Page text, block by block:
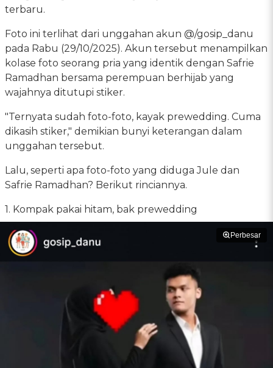
terbaru.
Foto ini terlihat dari unggahan akun @/gosip_danu
pada Rabu (29/10/2025). Akun tersebut menampilkan
kolase foto seorang pria yang identik dengan Safrie
Ramadhan bersama perempuan berhijab yang
wajahnya ditutupi stiker.
"Ternyata sudah foto-foto, kayak prewedding. Cuma
dikasih stiker," demikian bunyi keterangan dalam
unggahan tersebut.
Lalu, seperti apa foto-foto yang diduga Jule dan
Safrie Ramadhan? Berikut rinciannya.
1. Kompak pakai hitam, bak prewedding
Perbesar